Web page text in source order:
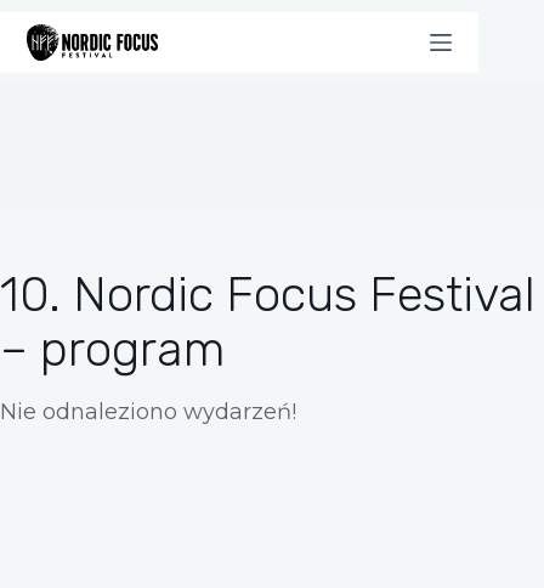
treści
10. Nordic Focus Festival
– program
Nie odnaleziono wydarzeń!